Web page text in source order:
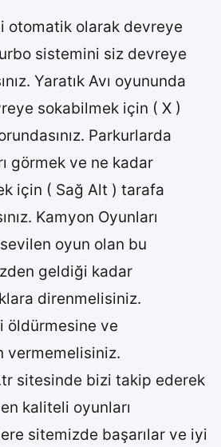
otomatik olarak devreye
sistemini siz devreye
Yaratık Avı oyununda
sokabilmek için ( X )
Parkurlarda
görmek ve ne kadar
için ( Sağ Alt ) tarafa
Kamyon Oyunları
oyun olan bu
geldiği kadar
direnmelisiniz.
öldürmesine ve
vermemelisiniz.
sitesinde bizi takip ederek
kaliteli oyunları
sitemizde başarılar ve iyi